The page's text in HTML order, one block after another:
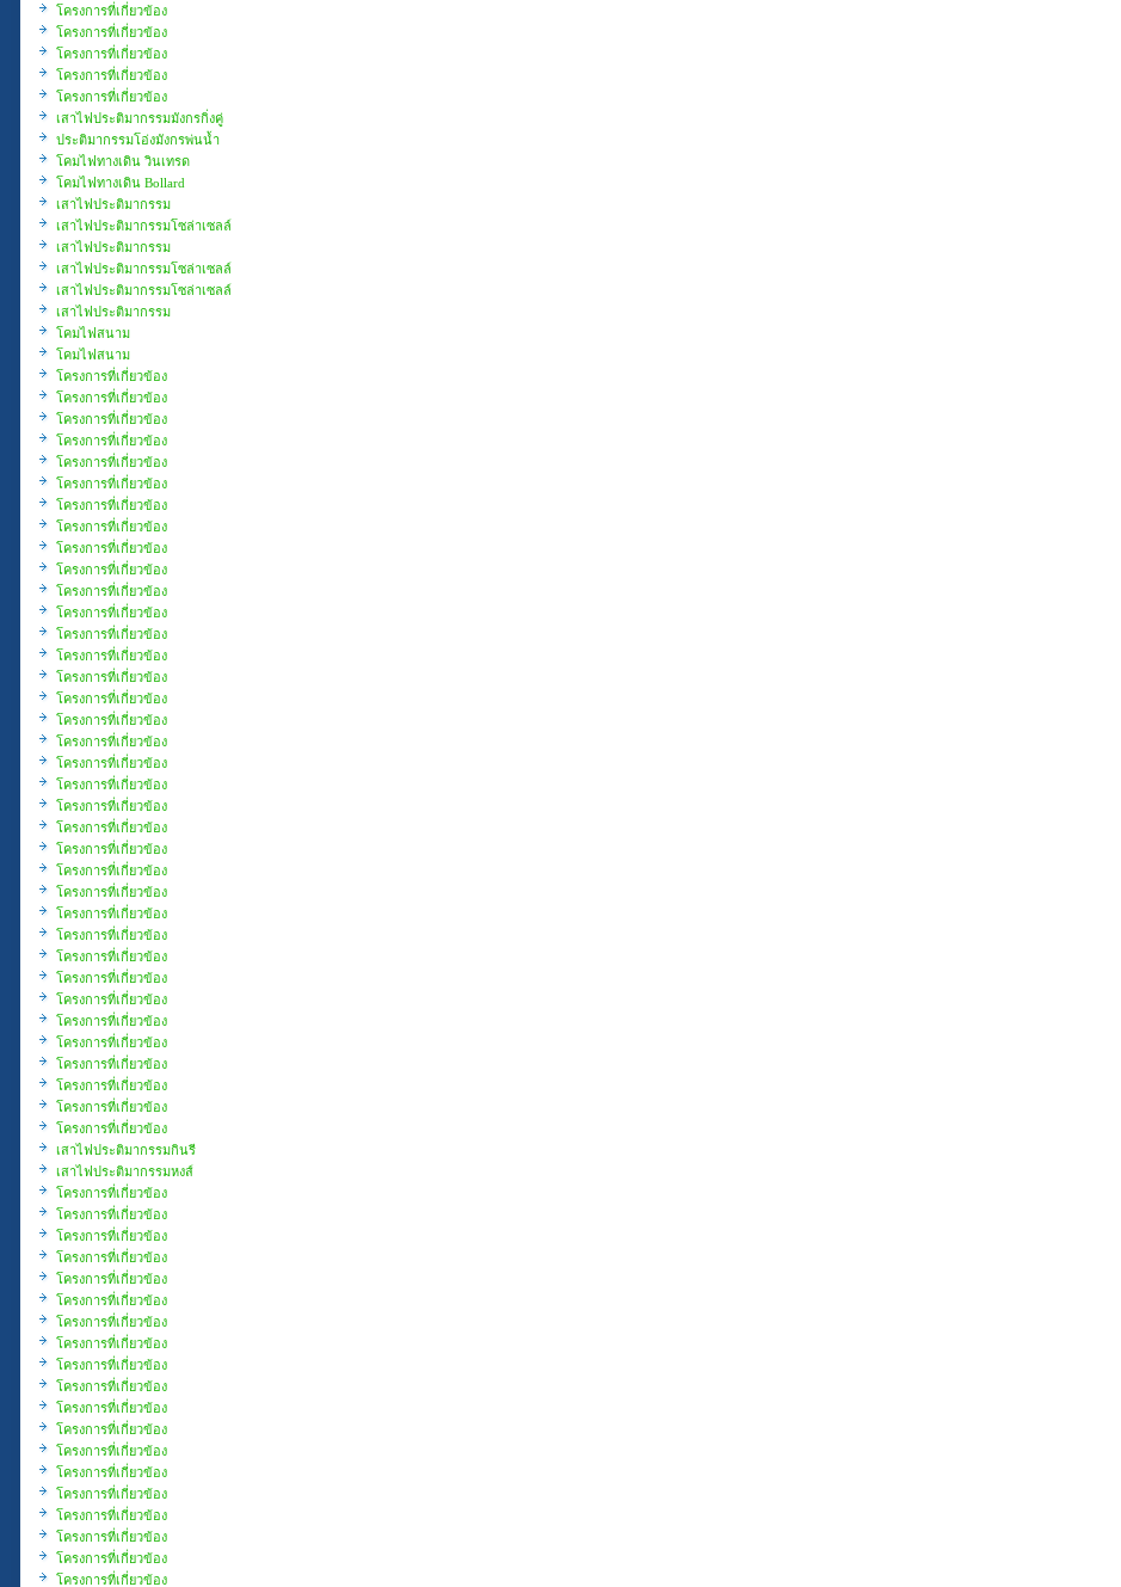
โครงการที่เกี่ยวข้อง
โครงการที่เกี่ยวข้อง
โครงการที่เกี่ยวข้อง
โครงการที่เกี่ยวข้อง
โครงการที่เกี่ยวข้อง
เสาไฟประติมากรรมมังกรกิ่งคู่
ประติมากรรมโอ่งมังกรพ่นน้ำ
โคมไฟทางเดิน วินเทรด
โคมไฟทางเดิน Bollard
เสาไฟประติมากรรม
เสาไฟประติมากรรมโซล่าเซลล์
เสาไฟประติมากรรม
เสาไฟประติมากรรมโซล่าเซลล์
เสาไฟประติมากรรมโซล่าเซลล์
เสาไฟประติมากรรม
โคมไฟสนาม
โคมไฟสนาม
โครงการที่เกี่ยวข้อง
โครงการที่เกี่ยวข้อง
โครงการที่เกี่ยวข้อง
โครงการที่เกี่ยวข้อง
โครงการที่เกี่ยวข้อง
โครงการที่เกี่ยวข้อง
โครงการที่เกี่ยวข้อง
โครงการที่เกี่ยวข้อง
โครงการที่เกี่ยวข้อง
โครงการที่เกี่ยวข้อง
โครงการที่เกี่ยวข้อง
โครงการที่เกี่ยวข้อง
โครงการที่เกี่ยวข้อง
โครงการที่เกี่ยวข้อง
โครงการที่เกี่ยวข้อง
โครงการที่เกี่ยวข้อง
โครงการที่เกี่ยวข้อง
โครงการที่เกี่ยวข้อง
โครงการที่เกี่ยวข้อง
โครงการที่เกี่ยวข้อง
โครงการที่เกี่ยวข้อง
โครงการที่เกี่ยวข้อง
โครงการที่เกี่ยวข้อง
โครงการที่เกี่ยวข้อง
โครงการที่เกี่ยวข้อง
โครงการที่เกี่ยวข้อง
โครงการที่เกี่ยวข้อง
โครงการที่เกี่ยวข้อง
โครงการที่เกี่ยวข้อง
โครงการที่เกี่ยวข้อง
โครงการที่เกี่ยวข้อง
โครงการที่เกี่ยวข้อง
โครงการที่เกี่ยวข้อง
โครงการที่เกี่ยวข้อง
โครงการที่เกี่ยวข้อง
โครงการที่เกี่ยวข้อง
เสาไฟประติมากรรมกินรี
เสาไฟประติมากรรมหงส์
โครงการที่เกี่ยวข้อง
โครงการที่เกี่ยวข้อง
โครงการที่เกี่ยวข้อง
โครงการที่เกี่ยวข้อง
โครงการที่เกี่ยวข้อง
โครงการที่เกี่ยวข้อง
โครงการที่เกี่ยวข้อง
โครงการที่เกี่ยวข้อง
โครงการที่เกี่ยวข้อง
โครงการที่เกี่ยวข้อง
โครงการที่เกี่ยวข้อง
โครงการที่เกี่ยวข้อง
โครงการที่เกี่ยวข้อง
โครงการที่เกี่ยวข้อง
โครงการที่เกี่ยวข้อง
โครงการที่เกี่ยวข้อง
โครงการที่เกี่ยวข้อง
โครงการที่เกี่ยวข้อง
โครงการที่เกี่ยวข้อง